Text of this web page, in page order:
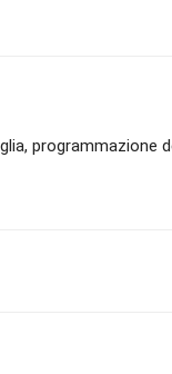
programmazione